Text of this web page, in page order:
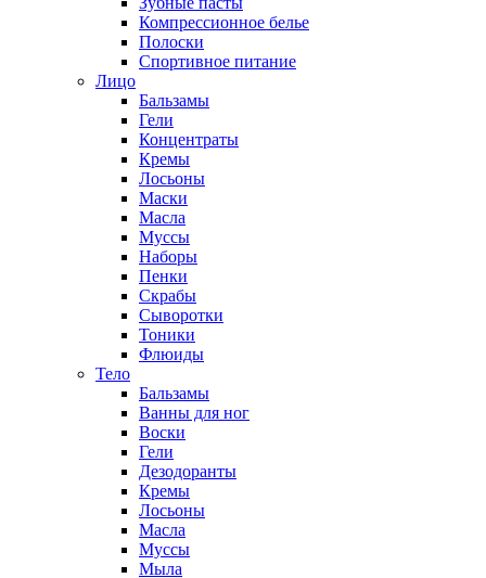
Компрессионное белье
Полоски
Спортивное питание
Лицо
Бальзамы
Гели
Концентраты
Кремы
Лосьоны
Маски
Масла
Муссы
Наборы
Пенки
Скрабы
Сыворотки
Тоники
Флюиды
Тело
Бальзамы
Ванны для ног
Воски
Гели
Дезодоранты
Кремы
Лосьоны
Масла
Муссы
Мыла